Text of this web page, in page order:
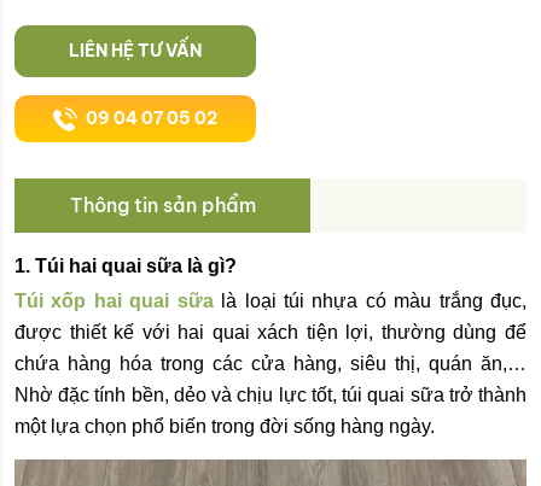
LIÊN HỆ TƯ VẤN
09 04 07 05 02
Thông tin sản phẩm
1. Túi hai quai sữa là gì?
Túi xốp hai quai sữalà loại túi nhựa có màu trắng đục,
được thiết kế với hai quai xách tiện lợi, thường dùng để
chứa hàng hóa trong các cửa hàng, siêu thị, quán ăn,…
Nhờ đặc tính bền, dẻo và chịu lực tốt, túi quai sữa trở thành
một lựa chọn phổ biến trong đời sống hàng ngày.